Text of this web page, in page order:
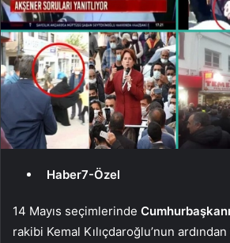
Haber7-Özel
14 Mayıs seçimlerinde
rakibi Kemal Kılıçdaroğlu’nun ardından